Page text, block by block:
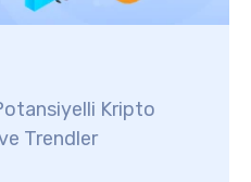
Kripto
Trendler